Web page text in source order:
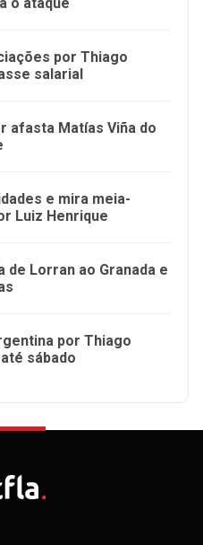
o ataque
por Thiago
salarial
afasta Matías Viña do
e mira meia-
Luiz Henrique
de Lorran ao Granada e
por Thiago
sábado